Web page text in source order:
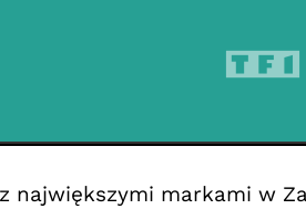
największymi markami w